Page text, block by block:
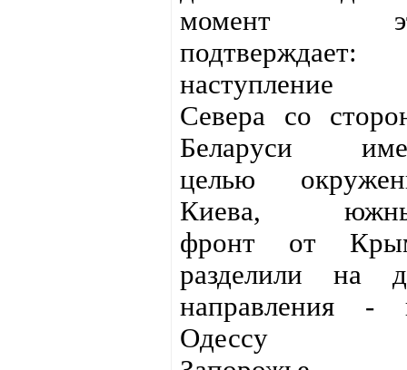
момент
подтверждает:
Севера со
Беларуси
целью
Киева,
фронт от
разделили на
направления -
Одессу